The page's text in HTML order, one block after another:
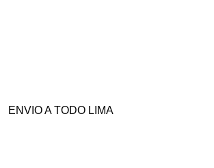
ENVIO A TODO LIMA